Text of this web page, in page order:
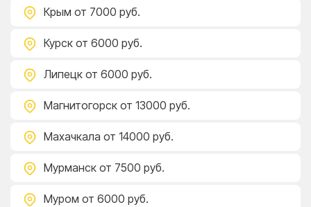
Крым от 7000 руб.
Курск от 6000 руб.
Липецк от 6000 руб.
Магнитогорск от 13000 руб.
Махачкала от 14000 руб.
Мурманск от 7500 руб.
Муром от 6000 руб.